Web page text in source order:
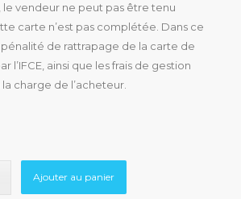
le vendeur ne peut pas être tenu
carte n’est pas complétée. Dans ce
pénalité de rattrapage de la carte de
l’IFCE, ainsi que les frais de gestion
charge de l’acheteur.
Ajouter au panier